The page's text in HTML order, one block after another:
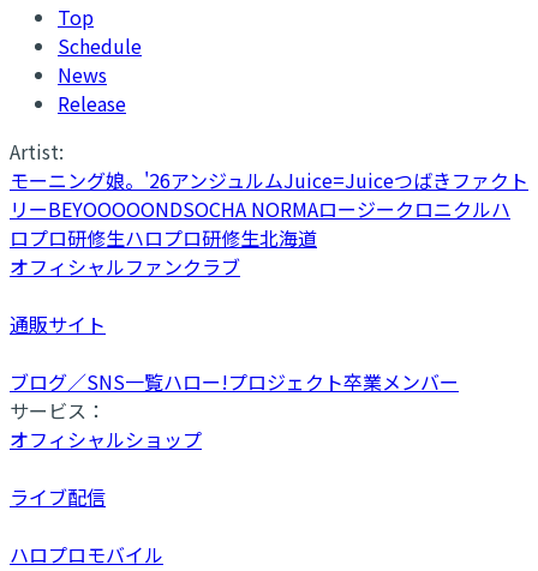
Top
Schedule
News
Release
Artist:
モーニング娘。'26アンジュルムJuice=Juiceつばきファクト
リーBEYOOOOONDSOCHA NORMAロージークロニクルハ
ロプロ研修生ハロプロ研修生北海道
オフィシャルファンクラブ
通販サイト
ブログ／SNS一覧ハロー!プロジェクト卒業メンバー
サービス：
オフィシャルショップ
ライブ配信
ハロプロモバイル